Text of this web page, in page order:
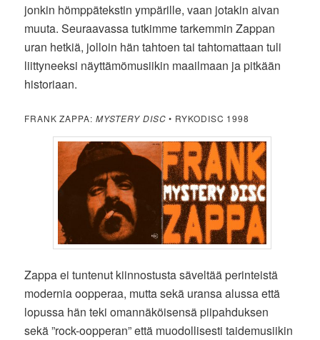
jonkin hömppätekstin ympärille, vaan jotakin aivan
muuta. Seuraavassa tutkimme tarkemmin Zappan
uran hetkiä, jolloin hän tahtoen tai tahtomattaan tuli
liittyneeksi näyttämömusiikin maailmaan ja pitkään
historiaan.
FRANK ZAPPA: MYSTERY DISC • RYKODISC 1998
Zappa ei tuntenut kiinnostusta säveltää perinteistä
modernia oopperaa, mutta sekä uransa alussa että
lopussa hän teki omannäköisensä piipahduksen
sekä ”rock-oopperan” että muodollisesti taidemusiikin